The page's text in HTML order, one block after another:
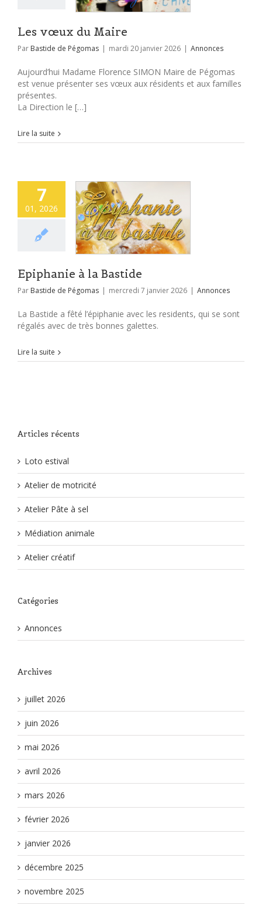
Les vœux du Maire
Par Bastide de Pégomas | mardi 20 janvier 2026 | Annonces
Aujourd’hui Madame Florence SIMON Maire de Pégomas
est venue présenter ses vœux aux résidents et aux familles
présentes.
La Direction le […]
Lire la suite
7
01, 2026
Epiphanie à la Bastide
Par Bastide de Pégomas | mercredi 7 janvier 2026 | Annonces
La Bastide a fêté l’épiphanie avec les residents, qui se sont
régalés avec de très bonnes galettes.
Lire la suite
Articles récents
Loto estival
Atelier de motricité
Atelier Pâte à sel
Médiation animale
Atelier créatif
Catégories
Annonces
Archives
juillet 2026
juin 2026
mai 2026
avril 2026
mars 2026
février 2026
janvier 2026
décembre 2025
novembre 2025